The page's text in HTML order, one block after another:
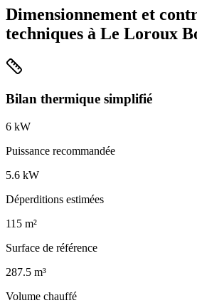
Dimensionnement et
techniques à Le Loroux
Bilan thermique simplifié
6 kW
Puissance recommandée
5.6 kW
Déperditions estimées
115 m²
Surface de référence
287.5 m³
Volume chauffé